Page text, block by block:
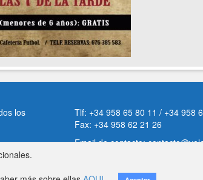
los
Tlf: +34 958 65 80 11 / +34 958
Fax: +34 958 62 21 26
Email de contacto: